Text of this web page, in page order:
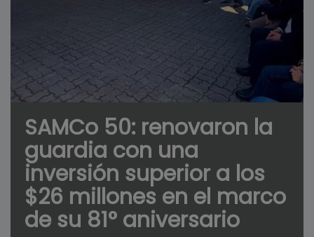
SAMCo 50: renovaron la
guardia con una
inversión superior a los
$26 millones en el marco
de su 81° aniversario